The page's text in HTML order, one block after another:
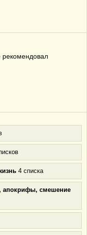
рекомендовал
4 списка
апокрифы, смешение